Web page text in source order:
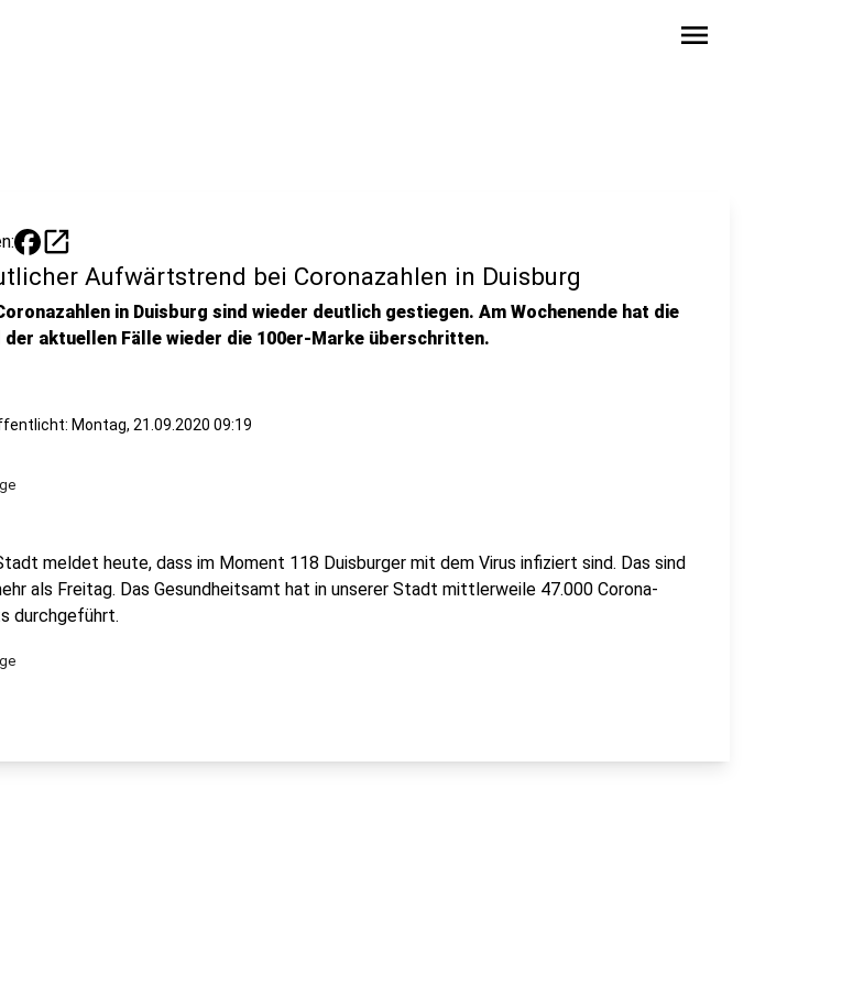
menu
open_in_new
Aufwärtstrend bei Coronazahlen in Duisburg
in Duisburg sind wieder deutlich gestiegen. Am Wochenende hat die
der aktuellen Fälle wieder die 100er-Marke überschritten.
Montag, 21.09.2020 09:19
meldet heute, dass im Moment 118 Duisburger mit dem Virus infiziert sind. Das sind
als Freitag. Das Gesundheitsamt hat in unserer Stadt mittlerweile 47.000 Corona-
durchgeführt.